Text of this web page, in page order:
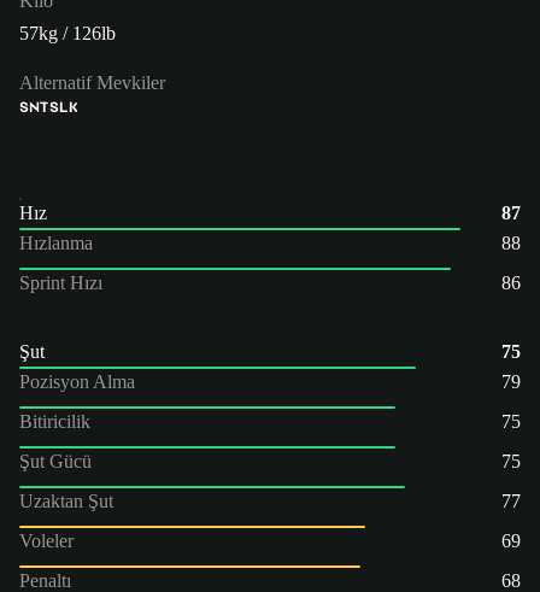
57kg / 126lb
Alternatif Mevkiler
SNTSLK
Hız
87
Hızlanma
88
Sprint Hızı
86
Şut
75
Pozisyon Alma
79
Bitiricilik
75
Şut Gücü
75
Uzaktan Şut
77
Voleler
69
Penaltı
68